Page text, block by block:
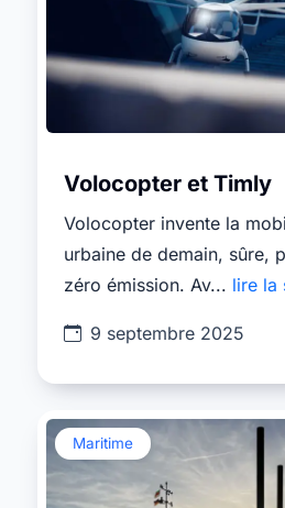
Volocopter et Timly
Volocopter invente la
urbaine de demain, sûre,
zéro émission. Av... lire la
9 septembre 2025
Maritime